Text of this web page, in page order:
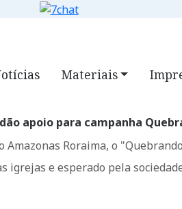
Materiais
apoio para campanha
Amazonas Roraima, o
e esperado pela